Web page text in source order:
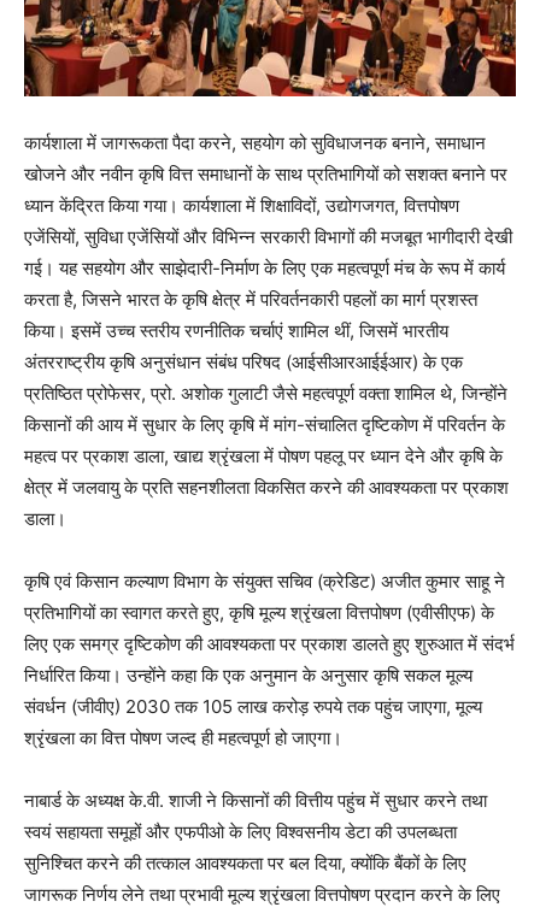
कार्यशाला में जागरूकता पैदा करने, सहयोग को सुविधाजनक बनाने, समाधान
खोजने और नवीन कृषि वित्त समाधानों के साथ प्रतिभागियों को सशक्त बनाने पर
ध्यान केंद्रित किया गया। कार्यशाला में शिक्षाविदों, उद्योगजगत, वित्तपोषण
एजेंसियों, सुविधा एजेंसियों और विभिन्न सरकारी विभागों की मजबूत भागीदारी देखी
गई। यह सहयोग और साझेदारी-निर्माण के लिए एक महत्वपूर्ण मंच के रूप में कार्य
करता है, जिसने भारत के कृषि क्षेत्र में परिवर्तनकारी पहलों का मार्ग प्रशस्त
किया। इसमें उच्च स्तरीय रणनीतिक चर्चाएं शामिल थीं, जिसमें भारतीय
अंतरराष्ट्रीय कृषि अनुसंधान संबंध परिषद (आईसीआरआईईआर) के एक
प्रतिष्ठित प्रोफेसर, प्रो. अशोक गुलाटी जैसे महत्वपूर्ण वक्ता शामिल थे, जिन्होंने
किसानों की आय में सुधार के लिए कृषि में मांग-संचालित दृष्टिकोण में परिवर्तन के
महत्व पर प्रकाश डाला, खाद्य श्रृंखला में पोषण पहलू पर ध्यान देने और कृषि के
क्षेत्र में जलवायु के प्रति सहनशीलता विकसित करने की आवश्यकता पर प्रकाश
डाला।
कृषि एवं किसान कल्याण विभाग के संयुक्त सचिव (क्रेडिट) अजीत कुमार साहू ने
प्रतिभागियों का स्वागत करते हुए, कृषि मूल्य श्रृंखला वित्तपोषण (एवीसीएफ) के
लिए एक समग्र दृष्टिकोण की आवश्यकता पर प्रकाश डालते हुए शुरुआत में संदर्भ
निर्धारित किया। उन्होंने कहा कि एक अनुमान के अनुसार कृषि सकल मूल्य
संवर्धन (जीवीए) 2030 तक 105 लाख करोड़ रुपये तक पहुंच जाएगा, मूल्य
श्रृंखला का वित्त पोषण जल्द ही महत्वपूर्ण हो जाएगा।
नाबार्ड के अध्यक्ष के.वी. शाजी ने किसानों की वित्तीय पहुंच में सुधार करने तथा
स्वयं सहायता समूहों और एफपीओ के लिए विश्वसनीय डेटा की उपलब्धता
सुनिश्चित करने की तत्काल आवश्यकता पर बल दिया, क्योंकि बैंकों के लिए
जागरूक निर्णय लेने तथा प्रभावी मूल्य श्रृंखला वित्तपोषण प्रदान करने के लिए